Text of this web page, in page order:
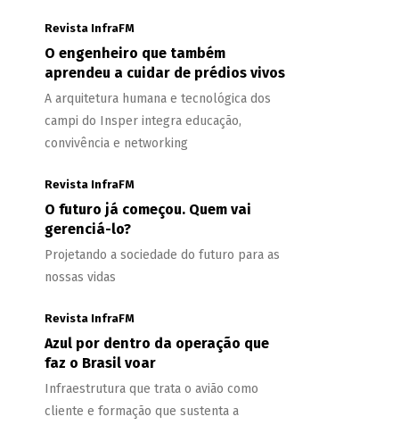
Revista InfraFM
O engenheiro que também
aprendeu a cuidar de prédios vivos
A arquitetura humana e tecnológica dos
campi do Insper integra educação,
convivência e networking
Revista InfraFM
O futuro já começou. Quem vai
gerenciá-lo?
Projetando a sociedade do futuro para as
nossas vidas
Revista InfraFM
Azul por dentro da operação que
faz o Brasil voar
Infraestrutura que trata o avião como
cliente e formação que sustenta a